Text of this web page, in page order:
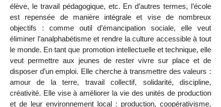
élève, le travail pédagogique, etc. En d’autres termes, l’école
est repensée de manière intégrale et vise de nombreux
objectifs : comme outil d’émancipation sociale, elle veut
éliminer l’analphabétisme et rendre la culture accessible à tout
le monde. En tant que promotion intellectuelle et technique, elle
veut permettre aux jeunes de rester vivre sur place et de
disposer d’un emploi. Elle cherche à transmettre des valeurs :
amour de la terre, travail collectif, solidarité, discipline,
créativité. Elle vise à améliorer la vie des unités de production
et de leur environnement local : production, coopérativisme,